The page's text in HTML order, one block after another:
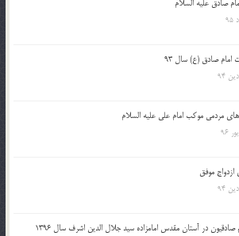
صادق علیه السلام
صادق (ع) سال 93
مردمی موکب امام علی علیه السلام
در آستان مقدس امامزاده سید جلال الدین اشرف سال 1396